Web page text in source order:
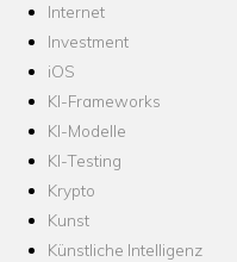
Internet
Investment
iOS
KI-Frameworks
KI-Modelle
KI-Testing
Krypto
Kunst
Künstliche Intelligenz